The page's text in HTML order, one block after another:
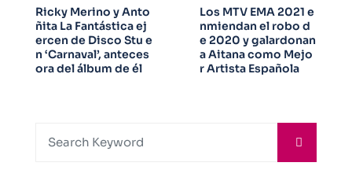
Ricky Merino y Anto
ñita La Fantástica ej
ercen de Disco Stu e
n ‘Carnaval’, anteces
ora del álbum de él
Los MTV EMA 2021 e
nmiendan el robo d
e 2020 y galardonan
a Aitana como Mejo
r Artista Española